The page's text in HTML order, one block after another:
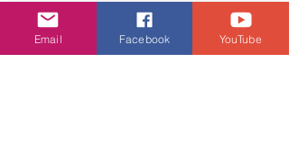
Email Facebook YouTube